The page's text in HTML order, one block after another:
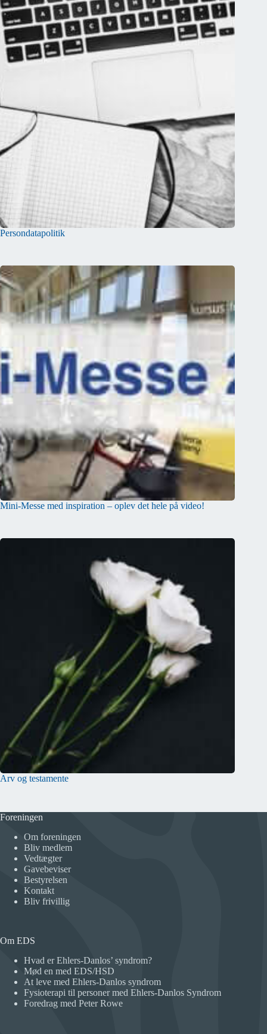
Persondatapolitik
Mini-Messe med inspiration – oplev det hele på video!
Arv og testamente
Foreningen
Om foreningen
Bliv medlem
Vedtægter
Gavebeviser
Bestyrelsen
Kontakt
Bliv frivillig
Om EDS
Hvad er Ehlers-Danlos’ syndrom?
Mød en med EDS/HSD
At leve med Ehlers-Danlos syndrom
Fysioterapi til personer med Ehlers-Danlos Syndrom
Foredrag med Peter Rowe